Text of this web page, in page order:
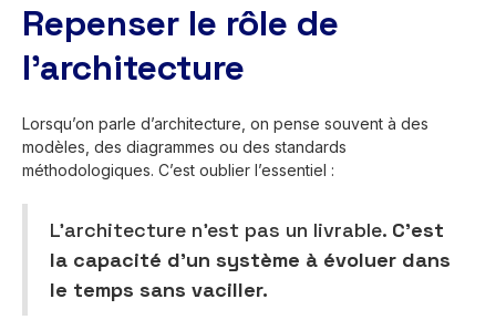
Repenser le rôle de
l’architecture
Lorsqu’on parle d’architecture, on pense souvent à des
modèles, des diagrammes ou des standards
méthodologiques. C’est oublier l’essentiel :
L’architecture n’est pas un livrable. C’est
la capacité d’un système à évoluer dans
le temps sans vaciller.